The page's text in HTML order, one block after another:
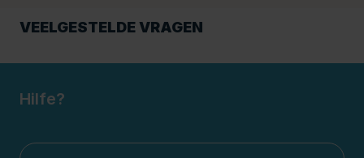
VEELGESTELDE VRAGEN
Hilfe?